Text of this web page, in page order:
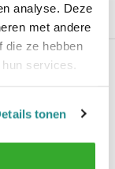
analyse. Deze
met andere
die ze hebben
services.
tonen